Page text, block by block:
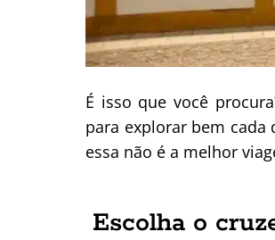
É isso que você
para explorar bem cada
essa não é a melhor
Escolha o